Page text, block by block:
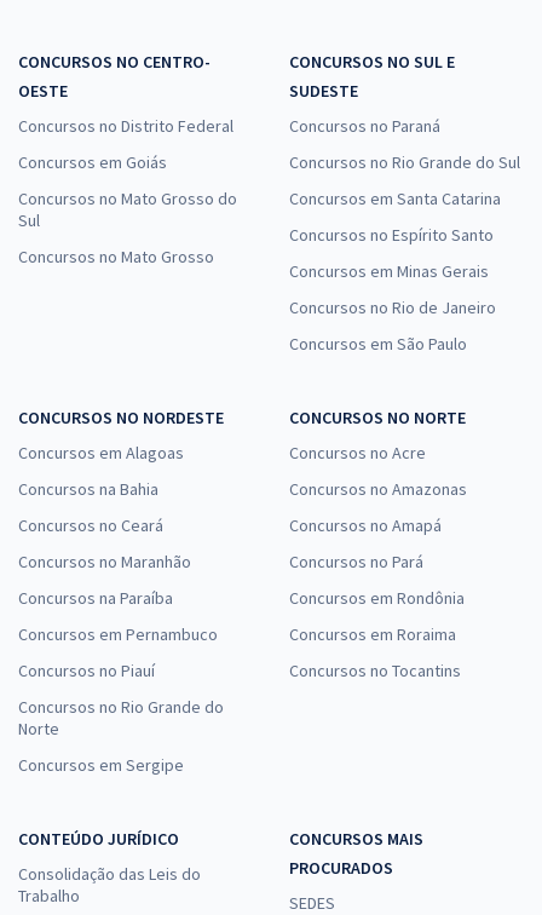
CONCURSOS NO CENTRO-
OESTE
Concursos no Distrito Federal
Concursos em Goiás
Concursos no Mato Grosso do
Sul
Concursos no Mato Grosso
CONCURSOS NO SUL E
SUDESTE
Concursos no Paraná
Concursos no Rio Grande do Sul
Concursos em Santa Catarina
Concursos no Espírito Santo
Concursos em Minas Gerais
Concursos no Rio de Janeiro
Concursos em São Paulo
CONCURSOS NO NORDESTE
Concursos em Alagoas
Concursos na Bahia
Concursos no Ceará
Concursos no Maranhão
Concursos na Paraíba
Concursos em Pernambuco
Concursos no Piauí
Concursos no Rio Grande do
Norte
Concursos em Sergipe
CONCURSOS NO NORTE
Concursos no Acre
Concursos no Amazonas
Concursos no Amapá
Concursos no Pará
Concursos em Rondônia
Concursos em Roraima
Concursos no Tocantins
CONTEÚDO JURÍDICO
Consolidação das Leis do
Trabalho
CONCURSOS MAIS
PROCURADOS
SEDES